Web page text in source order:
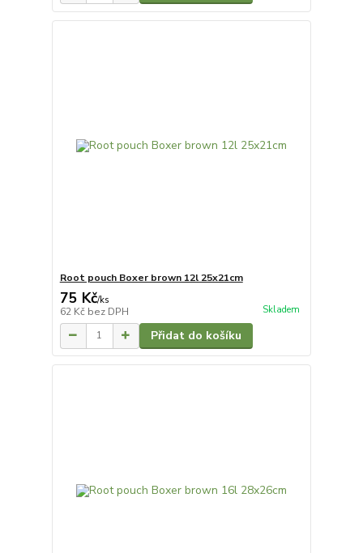
Root pouch Boxer brown 12l 25x21cm
75 Kč/ks
62 Kč bez DPH Skladem
Přidat do košíku